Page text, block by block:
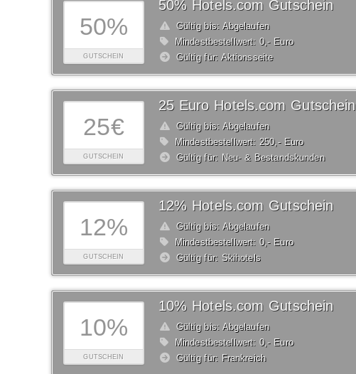
50%
GUTSCHEIN
50% Hotels.com Gutschein
Gültig bis: Abgelaufen
Mindestbestellwert: 0,- Euro
Gültig für: Aktionsseite
25€
GUTSCHEIN
25 Euro Hotels.com Gutschein
Gültig bis: Abgelaufen
Mindestbestellwert: 250,- Euro
Gültig für: Neu- & Bestandskunden
12%
GUTSCHEIN
12% Hotels.com Gutschein
Gültig bis: Abgelaufen
Mindestbestellwert: 0,- Euro
Gültig für: Skihotels
10%
GUTSCHEIN
10% Hotels.com Gutschein
Gültig bis: Abgelaufen
Mindestbestellwert: 0,- Euro
Gültig für: Frankreich